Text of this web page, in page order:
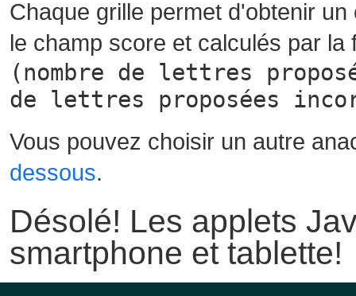
Chaque grille permet d'obtenir
le champ score et calculés par la
(nombre de lettres
de lettres proposées
Vous pouvez choisir un autre
dessous.
Désolé! Les applets
smartphone et tablette!